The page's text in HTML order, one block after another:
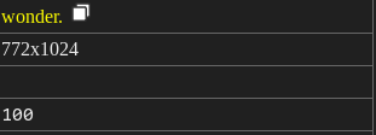
wonder.
772x1024
100